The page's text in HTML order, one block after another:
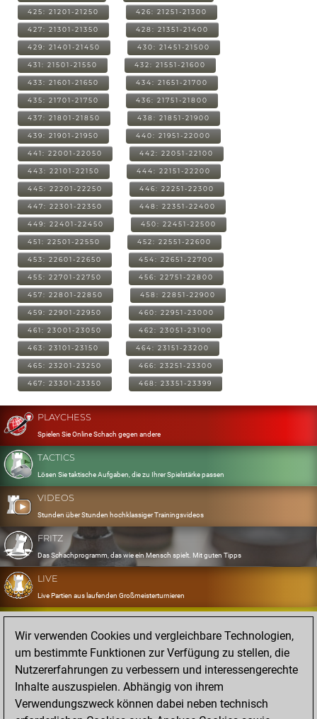
425: 21201-21250 426: 21251-21300
427: 21301-21350 428: 21351-21400
429: 21401-21450 430: 21451-21500
431: 21501-21550 432: 21551-21600
433: 21601-21650 434: 21651-21700
435: 21701-21750 436: 21751-21800
437: 21801-21850 438: 21851-21900
439: 21901-21950 440: 21951-22000
441: 22001-22050 442: 22051-22100
443: 22101-22150 444: 22151-22200
445: 22201-22250 446: 22251-22300
447: 22301-22350 448: 22351-22400
449: 22401-22450 450: 22451-22500
451: 22501-22550 452: 22551-22600
453: 22601-22650 454: 22651-22700
455: 22701-22750 456: 22751-22800
457: 22801-22850 458: 22851-22900
459: 22901-22950 460: 22951-23000
461: 23001-23050 462: 23051-23100
463: 23101-23150 464: 23151-23200
465: 23201-23250 466: 23251-23300
467: 23301-23350 468: 23351-23399
PLAYCHESS
Spielen Sie Online Schach gegen andere
TACTICS
Lösen Sie taktische Aufgaben, die zu Ihrer Spielstärke passen
VIDEOS
Stunden über Stunden hochklassiger Trainingsvideos
FRITZ
Das Schachprogramm, das wie ein Mensch spielt. Mit guten Tipps
LIVE
Live Partien aus laufenden Großmeisterturnieren
OPENINGS
Erfassen und Üben Sie Ihr Eröffnungsrepertoire
DATABASE
Acht Millionen starke Partien
MYGAMES
Speichern und analysieren Sie eigene Partien in der Cloud
Wir verwenden Cookies und vergleichbare Technologien,
um bestimmte Funktionen zur Verfügung zu stellen, die
Nutzererfahrungen zu verbessern und interessengerechte
Inhalte auszuspielen. Abhängig von ihrem
Verwendungszweck können dabei neben technisch